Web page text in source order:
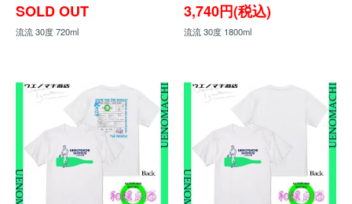
SOLD OUT
流流 30度 720ml
3,740円(税込)
流流 30度 1800ml